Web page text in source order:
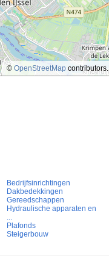
© OpenStreetMap contributors.
Bedrijfsinrichtingen
Dakbedekkingen
Gereedschappen
Hydraulische apparaten en
...
Plafonds
Steigerbouw